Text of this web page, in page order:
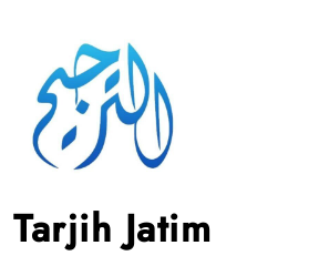
content
Tarjih Jatim